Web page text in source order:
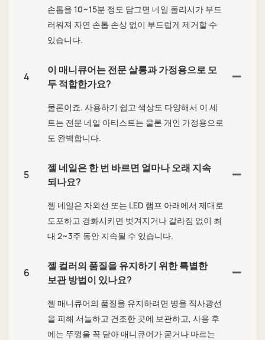
손톱을 10~15분 정도 담그면 네일 폴리시가 부드
러워져 자연 손톱 손상 없이 부드럽게 제거할 수
있습니다.
4
이 매니큐어는 전문 살롱과 가정용으로 모
두 적합한가요?
물론이죠. 사용하기 쉽고 색상도 다양해서 이 세
트는 전문 네일 아티스트는 물론 개인 가정용으로
도 완벽합니다.
5
젤 네일은 한 번 바르면 얼마나 오래 지속
되나요?
젤 네일은 자외선 또는 LED 램프 아래에서 제대로
도포하고 경화시키면 벗겨지거나 갈라짐 없이 최
대 2~3주 동안 지속될 수 있습니다.
6
젤 컬러의 품질을 유지하기 위한 특별한
보관 방법이 있나요?
젤 매니큐어의 품질을 유지하려면 병을 직사광선
을 피해 서늘하고 건조한 곳에 보관하고, 사용 후
에는 뚜껑을 꼭 닫아 매니큐어가 굳거나 마르는